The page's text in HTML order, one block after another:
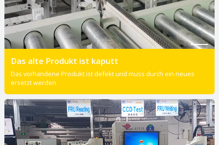
Das alte Produkt ist kaputt
Das vorhandene Produkt ist defekt und muss durch ein neues
ersetzt werden